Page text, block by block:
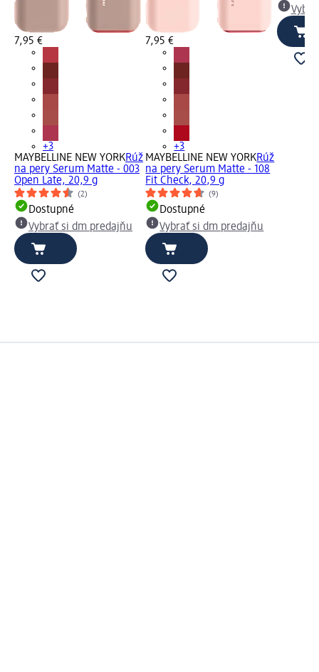
7,95 €
+3
MAYBELLINE NEW YORKRúž
na pery Serum Matte - 003
Open Late, 20,9 g
(2)
Dostupné
Vybrať si dm predajňu
7,95 €
+3
MAYBELLINE NEW YORKRúž
na pery Serum Matte - 108
Fit Check, 20,9 g
(9)
Dostupné
Vybrať si dm predajňu